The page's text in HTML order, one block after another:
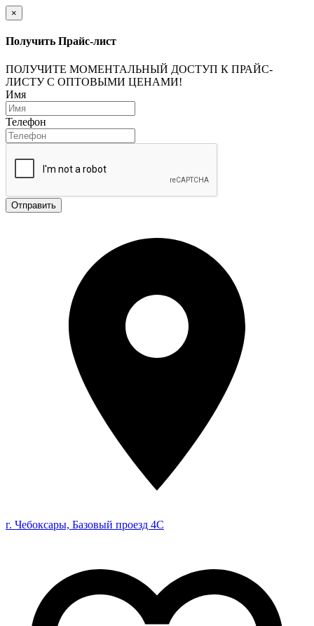
×
Получить Прайс-лист
ПОЛУЧИТЕ МОМЕНТАЛЬНЫЙ ДОСТУП К ПРАЙС-
ЛИСТУ С ОПТОВЫМИ ЦЕНАМИ!
Имя
Телефон
Отправить
г. Чебоксары, Базовый проезд 4С